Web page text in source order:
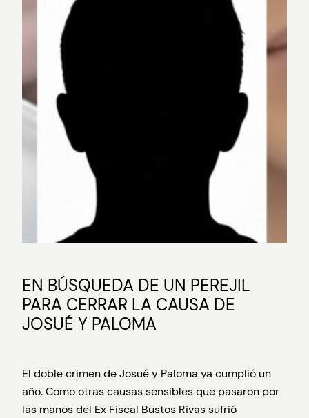
EN BÚSQUEDA DE UN PEREJIL
PARA CERRAR LA CAUSA DE
JOSUÉ Y PALOMA
El doble crimen de Josué y Paloma ya cumplió un
año. Como otras causas sensibles que pasaron por
las manos del Ex Fiscal Bustos Rivas sufrió